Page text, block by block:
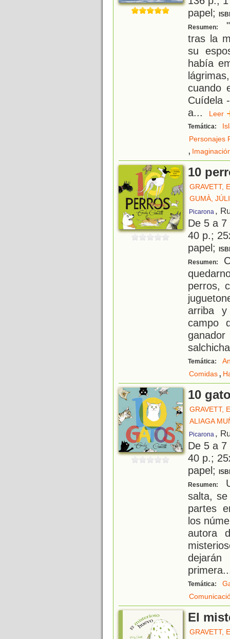
papel;
Resumen:
tras la
su
había
cuando
Cuídela
a...
Temática:
Personajes
,
10
GRAVETT,
GUMÀ,
Picarona ,
De 5 a
40 p.;
papel;
Resumen:
perros,
arriba
campo
Temática:
Comidas,
10
GRAVETT,
ALIAGA
Picarona ,
De 5 a
40 p.;
papel;
Resumen:
salta,
partes
los
autora
primera
Temática:
El
GRAVETT,